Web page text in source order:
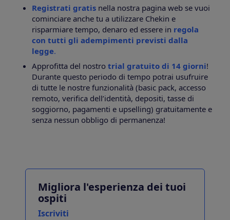
Registrati gratis nella nostra pagina web se vuoi
cominciare anche tu a utilizzare Chekin e
risparmiare tempo, denaro ed essere in regola
con tutti gli adempimenti previsti dalla
legge.
Approfitta del nostro trial gratuito di 14 giorni!
Durante questo periodo di tempo potrai usufruire
di tutte le nostre funzionalità (basic pack, accesso
remoto, verifica dell’identità, depositi, tasse di
soggiorno, pagamenti e upselling) gratuitamente e
senza nessun obbligo di permanenza!
Migliora l'esperienza dei tuoi
ospiti
Iscriviti